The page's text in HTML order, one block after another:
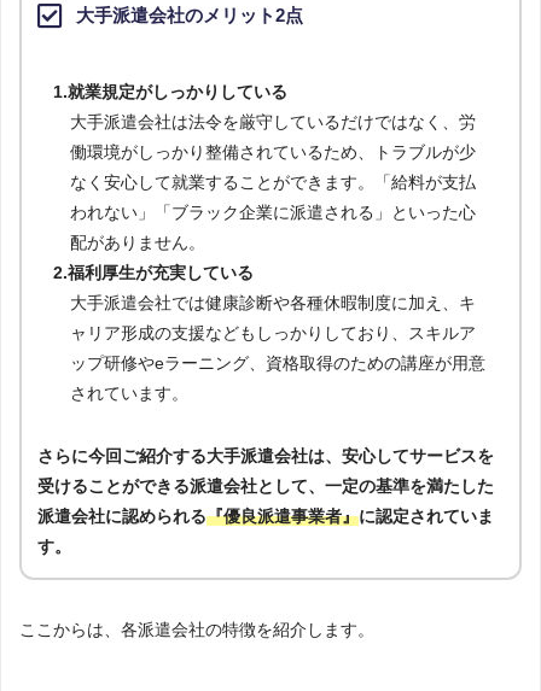
大手派遣会社のメリット2点
1.就業規定がしっかりしている
大手派遣会社は法令を厳守しているだけではなく、労
働環境がしっかり整備されているため、トラブルが少
なく安心して就業することができます。「給料が支払
われない」「ブラック企業に派遣される」といった心
配がありません。
2.福利厚生が充実している
大手派遣会社では健康診断や各種休暇制度に加え、キ
ャリア形成の支援などもしっかりしており、スキルア
ップ研修やeラーニング、資格取得のための講座が用意
されています。
さらに今回ご紹介する大手派遣会社は、安心してサービスを
受けることができる派遣会社として、一定の基準を満たした
派遣会社に認められる『優良派遣事業者』に認定されていま
す。
ここからは、各派遣会社の特徴を紹介します。